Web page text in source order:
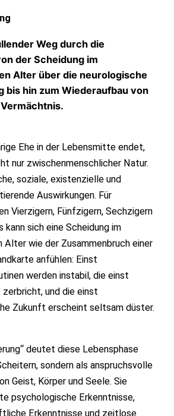
Weg durch die
der Scheidung im
Alter über die neurologische
bis hin zum Wiederaufbau von
Ehe in der Lebensmitte endet,
nur zwischenmenschlicher Natur.
soziale, existenzielle und
Auswirkungen. Für
Vierzigern, Fünfzigern, Sechzigern
kann sich eine Scheidung im
wie der Zusammenbruch einer
anfühlen: Einst
werden instabil, die einst
und die einst
Zukunft erscheint seltsam düster.
deutet diese Lebensphase
sondern als anspruchsvolle
Geist, Körper und Seele. Sie
psychologische Erkenntnisse,
Erkenntnisse und zeitlose